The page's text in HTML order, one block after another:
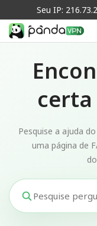
Seu IP:
Pesquise a ajuda
uma página de